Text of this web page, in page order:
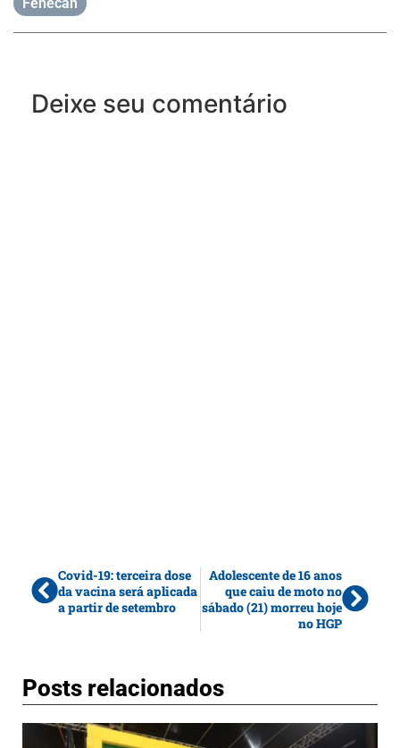
Deixe seu comentário
Covid-19: terceira dose
da vacina será aplicada
a partir de setembro
Adolescente de 16 anos
que caiu de moto no
sábado (21) morreu hoje
no HGP
Posts relacionados